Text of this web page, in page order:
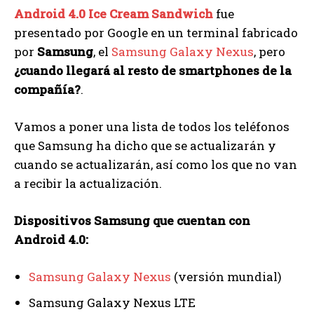
Android 4.0 Ice Cream Sandwich fue
presentado por Google en un terminal fabricado
por Samsung, el Samsung Galaxy Nexus, pero
¿cuando llegará al resto de smartphones de la
compañía?.
Vamos a poner una lista de todos los teléfonos
que Samsung ha dicho que se actualizarán y
cuando se actualizarán, así como los que no van
a recibir la actualización.
Dispositivos Samsung que cuentan con
Android 4.0:
Samsung Galaxy Nexus (versión mundial)
Samsung Galaxy Nexus LTE